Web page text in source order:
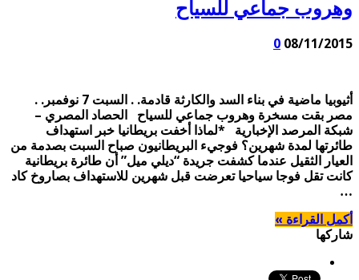
وهروب جماعي للسياح
08/11/2015
0
أثيوبيا ماضية في بناء السد والكارثة قادمة. . السبت 7 نوفمبر. .
مصر بقت مسخرة وهروب جماعي للسياح الحصاد المصري –
شبكة المرصد الإخبارية *لماذا أخفت بريطانيا خبر استهداف
طائرتها لمدة شهرين؟ فوجيء البريطانيون صباح السبت بصدمة من
العيار الثقيل عندما كشفت جريدة “ديلي ميل” أن طائرة بريطانية
كانت تقل فوجا سياحيا تعرضت قبل شهرين للاستهداف بصاروخ كاد
…
أكمل القراءة »
شاركها